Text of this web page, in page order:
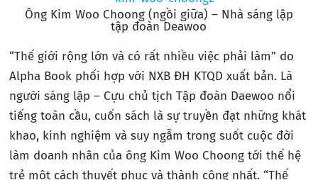
Ông Kim Woo Choong (ngồi giữa) – Nhà sáng lập
tập đoàn Deawoo
“Thế giới rộng lớn và có rất nhiều việc phải làm” do
Alpha Book phối hợp với NXB ĐH KTQD xuất bản. Là
người sáng lập – Cựu chủ tịch Tập đoàn Daewoo nổi
tiếng toàn cầu, cuốn sách là sự truyền đạt những khát
khao, kinh nghiệm và suy ngẫm trong suốt cuộc đời
làm doanh nhân của ông Kim Woo Choong tới thế hệ
trẻ một cách thuyết phục và thành công nhất. “Thế